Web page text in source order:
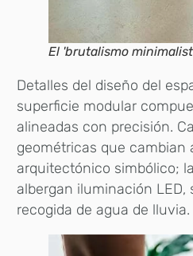
El 'brutalismo
Detalles del diseño del
superficie modular
alineadas con precisión.
geométricas que cambian
arquitectónico simbólico;
albergan iluminación
recogida de agua de lluvia.